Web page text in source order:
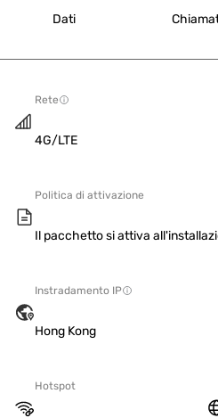
Dati
Rete
4G/LTE
Politica di attivazione
Il pacchetto si attiva
Instradamento IP
Hong Kong
Hotspot